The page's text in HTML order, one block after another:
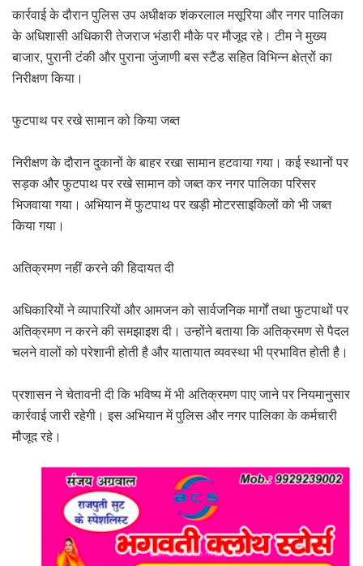
कार्रवाई के दौरान पुलिस उप अधीक्षक शंकरलाल मसूरिया और नगर पालिका
के अधिशासी अधिकारी तेजराज भंडारी मौके पर मौजूद रहे। टीम ने मुख्य
बाजार, पुरानी टंकी और पुराना जुंजाणी बस स्टैंड सहित विभिन्न क्षेत्रों का
निरीक्षण किया।
फुटपाथ पर रखे सामान को किया जब्त
निरीक्षण के दौरान दुकानों के बाहर रखा सामान हटवाया गया। कई स्थानों पर
सड़क और फुटपाथ पर रखे सामान को जब्त कर नगर पालिका परिसर
भिजवाया गया। अभियान में फुटपाथ पर खड़ी मोटरसाइकिलों को भी जब्त
किया गया।
अतिक्रमण नहीं करने की हिदायत दी
अधिकारियों ने व्यापारियों और आमजन को सार्वजनिक मार्गों तथा फुटपाथों पर
अतिक्रमण न करने की समझाइश दी। उन्होंने बताया कि अतिक्रमण से पैदल
चलने वालों को परेशानी होती है और यातायात व्यवस्था भी प्रभावित होती है।
प्रशासन ने चेतावनी दी कि भविष्य में भी अतिक्रमण पाए जाने पर नियमानुसार
कार्रवाई जारी रहेगी। इस अभियान में पुलिस और नगर पालिका के कर्मचारी
मौजूद रहे।